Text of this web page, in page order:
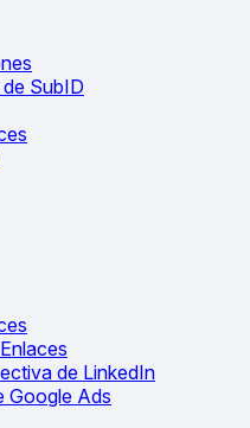
SubID
de LinkedIn
Google Ads